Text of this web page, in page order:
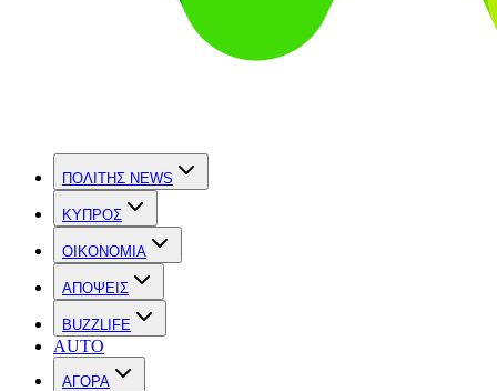
ΠΟΛΙΤΗΣ NEWS
ΚΥΠΡΟΣ
OIKONOMIA
ΑΠΟΨΕΙΣ
BUZZLIFE
AUTO
ΑΓΟΡΑ